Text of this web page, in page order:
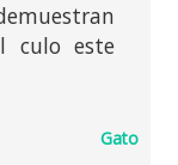
culo este
Gato